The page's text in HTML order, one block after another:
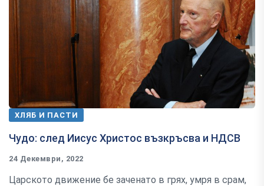
ХЛЯБ И ПАСТИ
Чудо: след Иисус Христос възкръсва и НДСВ
24 Декември, 2022
Царското движение бе заченато в грях, умря в срам,